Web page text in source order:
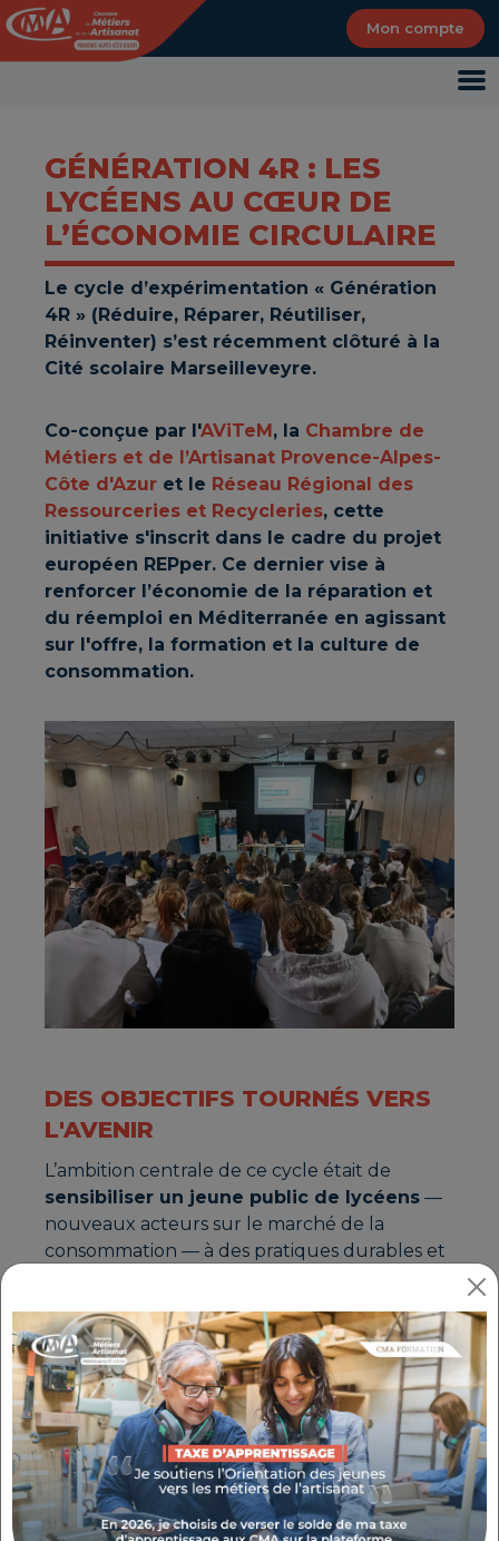
Mon compte
GÉNÉRATION 4R : LES
LYCÉENS AU CŒUR DE
L’ÉCONOMIE CIRCULAIRE
Le cycle d’expérimentation « Génération
4R » (Réduire, Réparer, Réutiliser,
Réinventer) s’est récemment clôturé à la
Cité scolaire Marseilleveyre.
Co-conçue par l'AViTeM, la Chambre de
Métiers et de l’Artisanat Provence-Alpes-
Côte d'Azur et le Réseau Régional des
Ressourceries et Recycleries, cette
initiative s'inscrit dans le cadre du projet
européen REPper. Ce dernier vise à
renforcer l’économie de la réparation et
du réemploi en Méditerranée en agissant
sur l'offre, la formation et la culture de
consommation.
DES OBJECTIFS TOURNÉS VERS
L'AVENIR
L’ambition centrale de ce cycle était de
sensibiliser un jeune public de lycéens —
nouveaux acteurs sur le marché de la
consommation — à des pratiques durables et
Le projet a ciblé prioritairementle textile et
les objets électroniques: ces produits, au
cœur du mode de vie et de la consommation
des jeunes, figurent parmi les plus polluants
à l'échelle mondiale. L’objectif est de les
encourager à privilégier la réparation et le
réemploi plutôt que l'achat neuf pour ces
Panneau de gestion des cookies